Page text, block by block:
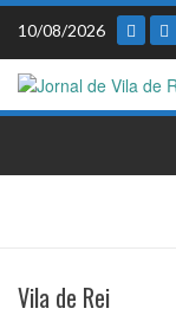
Skip
content
10/08/2026
Vila de Rei